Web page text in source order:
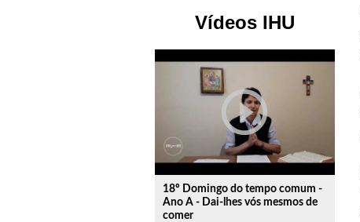
Vídeos IHU
play_circle_outline
18º Domingo do tempo comum -
Ano A - Dai-lhes vós mesmos de
comer